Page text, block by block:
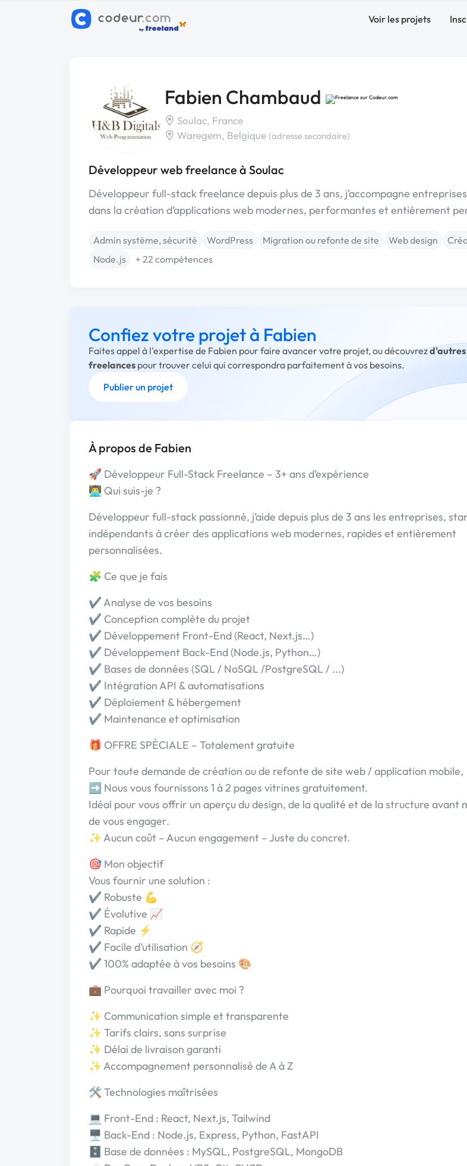
Voir les projets
Fabien Chambaud
Soulac, France
Waregem, Belgique (adresse secondaire)
Développeur web freelance à Soulac
Développeur full-stack freelance depuis plus de 3 ans, j’accompagne
dans la création d’applications web modernes, performantes et entièrement
Admin système, sécurité WordPress Migration ou refonte de site Web design
Node.js
+ 22 compétences
Confiez votre projet à Fabien
Faites appel à l'expertise de Fabien pour faire avancer votre projet, ou découvrezd'autres
freelances pour trouver celui qui correspondra parfaitement à vos besoins.
Publier un projet
À propos de Fabien
🚀 Développeur Full-Stack Freelance – 3+ ans d’expérience
👨‍💻 Qui suis-je ?
Développeur full-stack passionné, j’aide depuis plus de 3 ans les entreprises,
indépendants à créer des applications web modernes, rapides et entièrement
personnalisées.
🧩 Ce que je fais
✔️ Analyse de vos besoins
✔️ Conception complète du projet
✔️ Développement Front-End (React, Next.js…)
✔️ Développement Back-End (Node.js, Python…)
✔️ Bases de données (SQL / NoSQL /PostgreSQL / ...)
✔️ Intégration API & automatisations
✔️ Déploiement & hébergement
✔️ Maintenance et optimisation
🎁 OFFRE SPÉCIALE – Totalement gratuite
Pour toute demande de création ou de refonte de site web / application mobile,
➡️ Nous vous fournissons 1 à 2 pages vitrines gratuitement.
Idéal pour vous offrir un aperçu du design, de la qualité et de la structure avant
de vous engager.
✨ Aucun coût – Aucun engagement – Juste du concret.
🎯 Mon objectif
Vous fournir une solution :
✔️ Robuste 💪
✔️ Évolutive 📈
✔️ Rapide ⚡
✔️ Facile d’utilisation 🧭
✔️ 100% adaptée à vos besoins 🎨
💼 Pourquoi travailler avec moi ?
✨ Communication simple et transparente
✨ Tarifs clairs, sans surprise
✨ Délai de livraison garanti
✨ Accompagnement personnalisé de A à Z
🛠️ Technologies maîtrisées
💻 Front-End : React, Next.js, Tailwind
🖥️ Back-End : Node.js, Express, Python, FastAPI
🗄️ Base de données : MySQL, PostgreSQL, MongoDB